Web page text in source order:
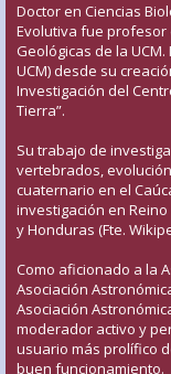
Doctor en Ciencias
Evolutiva fue profesor
Geológicas de la
UCM) desde su
Investigación del
Tierra”.
Su trabajo de
vertebrados,
cuaternario en el
investigación en
y Honduras (Fte.
Como aficionado a la
Asociación
Asociación
moderador activo y
usuario más prolífico
buen funcionamiento.